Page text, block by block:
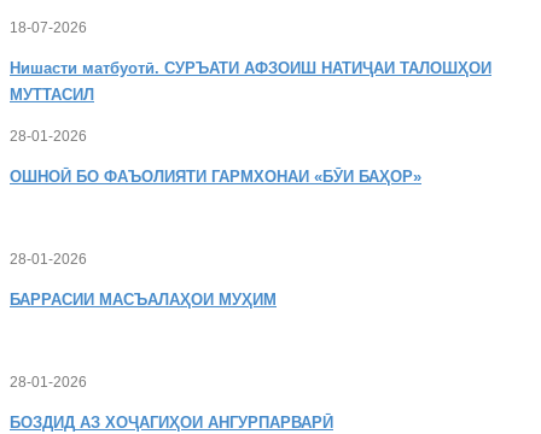
18-07-2026
Нишасти матбуотӣ. СУРЪАТИ АФЗОИШ НАТИҶАИ ТАЛОШҲОИ
МУТТАСИЛ
28-01-2026
ОШНОӢ БО ФАЪОЛИЯТИ ГАРМХОНАИ «БӮИ БАҲОР»
28-01-2026
БАРРАСИИ МАСЪАЛАҲОИ МУҲИМ
28-01-2026
БОЗДИД АЗ ХОҶАГИҲОИ АНГУРПАРВАРӢ